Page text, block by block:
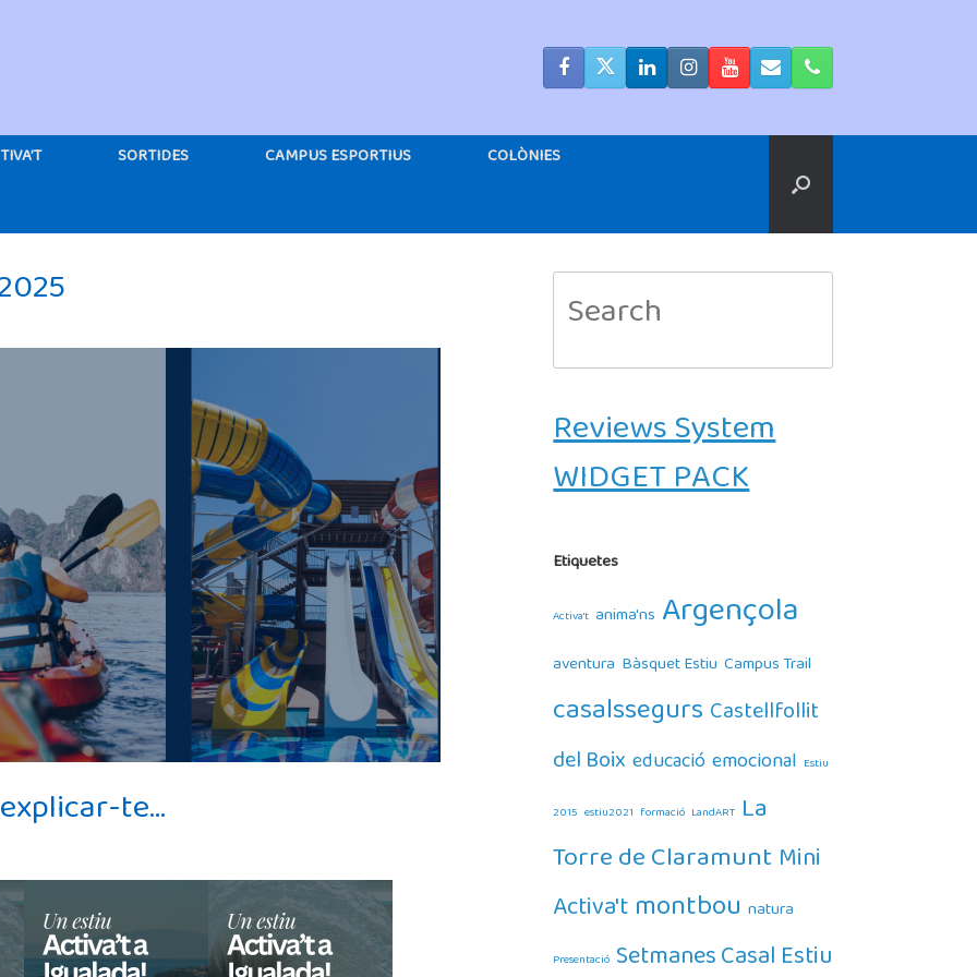
SORTIDES CAMPUS ESPORTIUS
COLÒNIES
te…
Search
for:
Reviews System
WIDGET PACK
Etiquetes
Activa't anima'ns Argençola
aventura Bàsquet Estiu Campus Trail
casalssegursCastellfollit
del Boixeducacióemocional Estiu
2015 estiu2021 formació LandART La
Torre de ClaramuntMini
Activa'tmontbou natura
Presentació Setmanes Casal Estiu